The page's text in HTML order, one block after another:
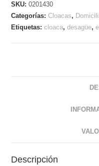
SKU:0201430
Categorías:Cloacas,
Etiquetas:cloaca,desagüe,
Descripción